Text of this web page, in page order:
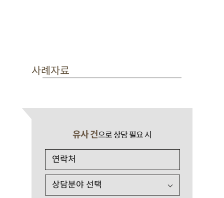
사례자료
유사 건으로 상담 필요 시